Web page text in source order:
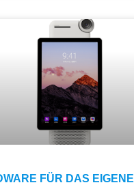
FÜR DAS EIGENE